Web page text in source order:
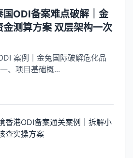
国ODI备案难点破解｜金
测算方案 双层架构一次
案例｜金兔国际破解危化品
、项目基础概...